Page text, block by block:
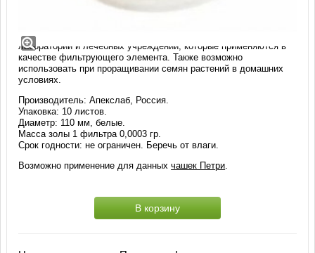
Фильтры обеззоленные - расходные материалы для
лабораторий и лечебных учреждений, которые применяются в
качестве фильтрующего элемента. Также возможно
использовать при проращивании семян растений в домашних
условиях.
Производитель: Апекслаб, Россия.
Упаковка: 10 листов.
Диаметр: 110 мм, белые.
Масса золы 1 фильтра 0,0003 гр.
Срок годности: не ограничен. Беречь от влаги.
Возможно применение для данныхчашек Петри
В корзину